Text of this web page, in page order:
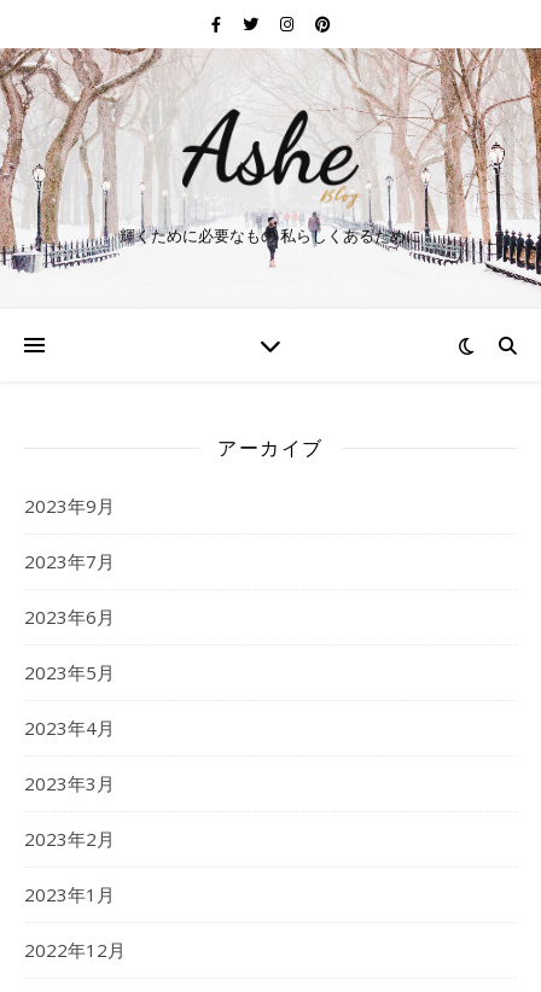
輝くために必要なもの 私らしくあるために
アーカイブ
2023年9月
2023年7月
2023年6月
2023年5月
2023年4月
2023年3月
2023年2月
2023年1月
2022年12月